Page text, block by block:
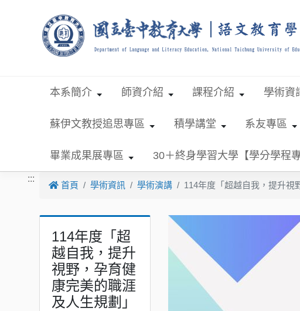
本系簡介 師資介紹 課程介紹 學術資
蘇伊文教授追思專區 積學講堂 系友專區
畢業成果展專區 30＋終身學習大學【學分學程專
:::
首頁 學術資訊 學術演講 114年度「超越自我，提升視
114年度「超
越自我，提升
視野，孕育健
康完美的職涯
及人生規劃」